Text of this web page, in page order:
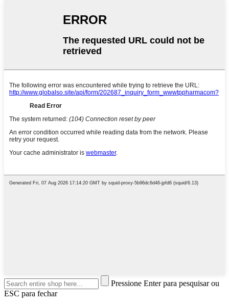
Pressione Enter para pesquisar ou
ESC para fechar